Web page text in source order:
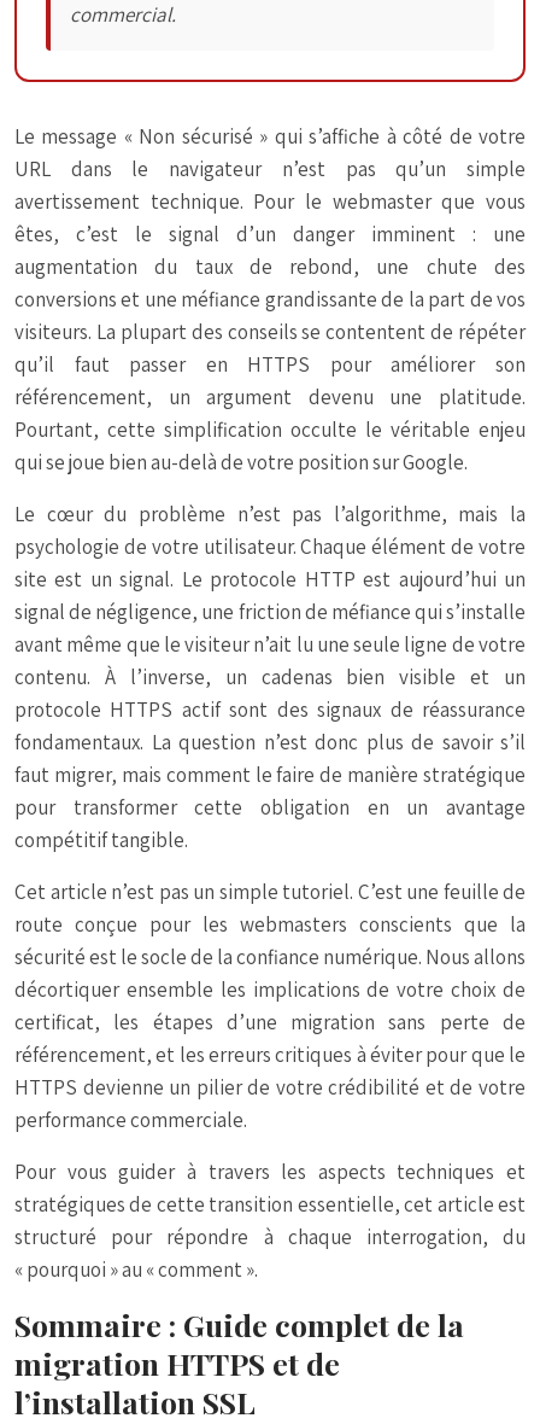
commercial.
Le message « Non sécurisé » qui s’affiche à côté de votre
URL dans le navigateur n’est pas qu’un simple
avertissement technique. Pour le webmaster que vous
êtes, c’est le signal d’un danger imminent : une
augmentation du taux de rebond, une chute des
conversions et une méfiance grandissante de la part de vos
visiteurs. La plupart des conseils se contentent de répéter
qu’il faut passer en HTTPS pour améliorer son
référencement, un argument devenu une platitude.
Pourtant, cette simplification occulte le véritable enjeu
qui se joue bien au-delà de votre position sur Google.
Le cœur du problème n’est pas l’algorithme, mais la
psychologie de votre utilisateur. Chaque élément de votre
site est un signal. Le protocole HTTP est aujourd’hui un
signal de négligence, une friction de méfiance qui s’installe
avant même que le visiteur n’ait lu une seule ligne de votre
contenu. À l’inverse, un cadenas bien visible et un
protocole HTTPS actif sont des signaux de réassurance
fondamentaux. La question n’est donc plus de savoir s’il
faut migrer, mais comment le faire de manière stratégique
pour transformer cette obligation en un avantage
compétitif tangible.
Cet article n’est pas un simple tutoriel. C’est une feuille de
route conçue pour les webmasters conscients que la
sécurité est le socle de la confiance numérique. Nous allons
décortiquer ensemble les implications de votre choix de
certificat, les étapes d’une migration sans perte de
référencement, et les erreurs critiques à éviter pour que le
HTTPS devienne un pilier de votre crédibilité et de votre
performance commerciale.
Pour vous guider à travers les aspects techniques et
stratégiques de cette transition essentielle, cet article est
structuré pour répondre à chaque interrogation, du
« pourquoi » au « comment ».
Sommaire : Guide complet de la
migration HTTPS et de
l’installation SSL